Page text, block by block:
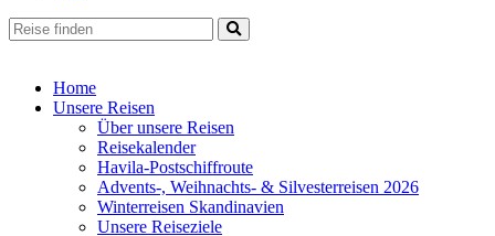
Home
Unsere Reisen
Über unsere Reisen
Reisekalender
Havila-Postschiffroute
Advents-, Weihnachts- & Silvesterreisen 2026
Winterreisen Skandinavien
Unsere Reiseziele